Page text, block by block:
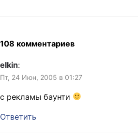
108 комментариев
elkin:
Пт, 24 Июн, 2005 в 01:27
с рекламы баунти
Ответить